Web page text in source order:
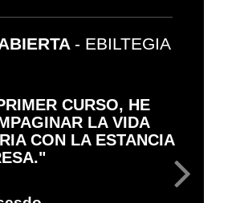
- EBILTEGIA
CURSO, HE
LA VIDA
CON LA ESTANCIA